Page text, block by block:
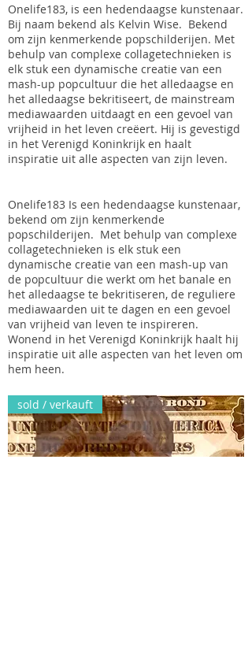
Onelife183, is een hedendaagse kunstenaar.
Bij naam bekend als Kelvin Wise. Bekend
om zijn kenmerkende popschilderijen. Met
behulp van complexe collagetechnieken is
elk stuk een dynamische creatie van een
mash-up popcultuur die het alledaagse en
het alledaagse bekritiseert, de mainstream
mediawaarden uitdaagt en een gevoel van
vrijheid in het leven creëert. Hij is gevestigd
in het Verenigd Koninkrijk en haalt
inspiratie uit alle aspecten van zijn leven.
Onelife183 Is een hedendaagse kunstenaar,
bekend om zijn kenmerkende
popschilderijen. Met behulp van complexe
collagetechnieken is elk stuk een
dynamische creatie van een mash-up van
de popcultuur die werkt om het banale en
het alledaagse te bekritiseren, de reguliere
mediawaarden uit te dagen en een gevoel
van vrijheid van leven te inspireren.
Wonend in het Verenigd Koninkrijk haalt hij
inspiratie uit alle aspecten van het leven om
hem heen.
sold / verkauft